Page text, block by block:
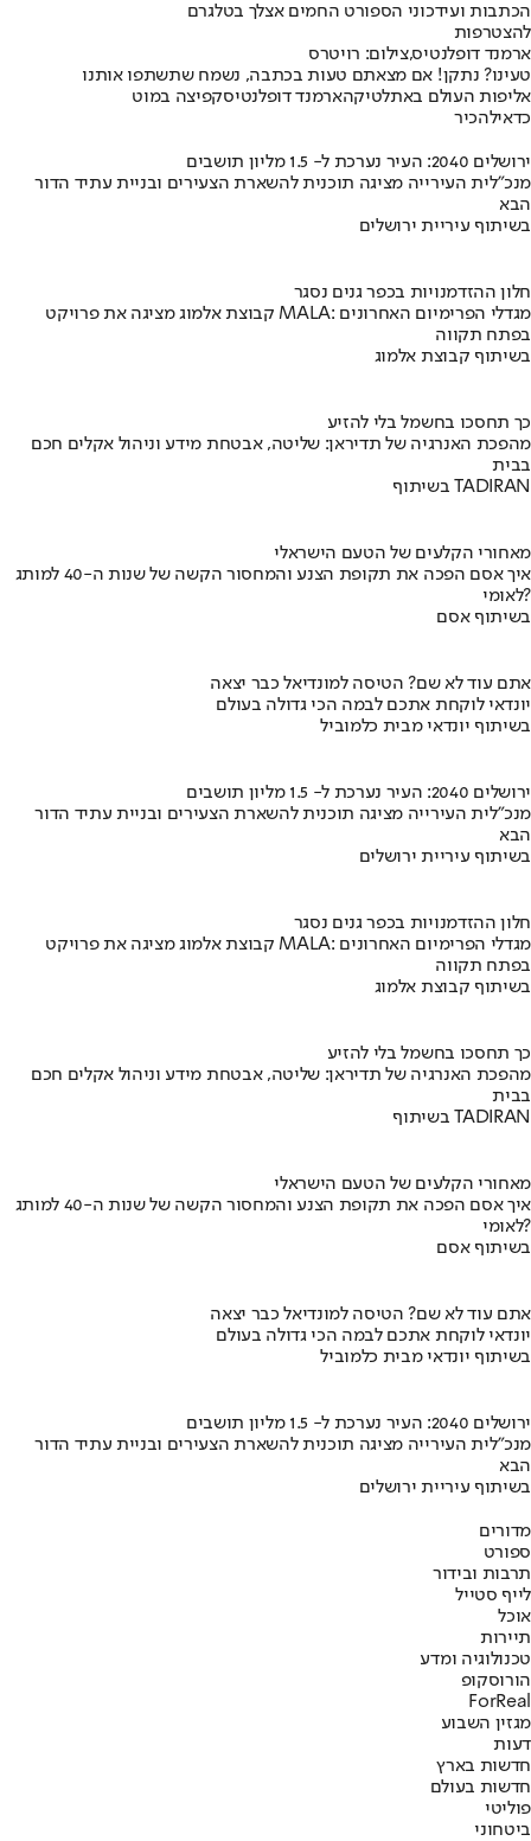
הכתבות ועידכוני הספורט החמים אצלך בטלגרם
להצטרפות
ארמנד דופלנטיס,צילום: רויטרס
טעינו? נתקן! אם מצאתם טעות בכתבה, נשמח שתשתפו אותנו
אליפות העולם באתלטיקהארמנד דופלנטיסקפיצה במוט
כדאילהכיר
ירושלים 2040: העיר נערכת ל- 1.5 מליון תושבים
מנכ"לית העירייה מציגה תוכנית להשארת הצעירים ובניית עתיד הדור
הבא
בשיתוף עיריית ירושלים
חלון ההזדמנויות בכפר גנים נסגר
קבוצת אלמוג מציגה את פרויקט MALA: מגדלי הפרימיום האחרונים
בפתח תקווה
בשיתוף קבוצת אלמוג
כך תחסכו בחשמל בלי להזיע
מהפכת האנרגיה של תדיראן: שליטה, אבטחת מידע וניהול אקלים חכם
בבית
בשיתוף TADIRAN
מאחורי הקלעים של הטעם הישראלי
איך אסם הפכה את תקופת הצנע והמחסור הקשה של שנות ה-40 למותג
לאומי?
בשיתוף אסם
אתם עוד לא שם? הטיסה למונדיאל כבר יצאה
יונדאי לוקחת אתכם לבמה הכי גדולה בעולם
בשיתוף יונדאי מבית כלמוביל
ירושלים 2040: העיר נערכת ל- 1.5 מליון תושבים
מנכ"לית העירייה מציגה תוכנית להשארת הצעירים ובניית עתיד הדור
הבא
בשיתוף עיריית ירושלים
חלון ההזדמנויות בכפר גנים נסגר
קבוצת אלמוג מציגה את פרויקט MALA: מגדלי הפרימיום האחרונים
בפתח תקווה
בשיתוף קבוצת אלמוג
כך תחסכו בחשמל בלי להזיע
מהפכת האנרגיה של תדיראן: שליטה, אבטחת מידע וניהול אקלים חכם
בבית
בשיתוף TADIRAN
מאחורי הקלעים של הטעם הישראלי
איך אסם הפכה את תקופת הצנע והמחסור הקשה של שנות ה-40 למותג
לאומי?
בשיתוף אסם
אתם עוד לא שם? הטיסה למונדיאל כבר יצאה
יונדאי לוקחת אתכם לבמה הכי גדולה בעולם
בשיתוף יונדאי מבית כלמוביל
ירושלים 2040: העיר נערכת ל- 1.5 מליון תושבים
מנכ"לית העירייה מציגה תוכנית להשארת הצעירים ובניית עתיד הדור
הבא
בשיתוף עיריית ירושלים
מדורים
ספורט
תרבות ובידור
לייף סטייל
אוכל
תיירות
טכנולוגיה ומדע
הורוסקופ
ForReal
מגזין השבוע
דעות
חדשות בארץ
חדשות בעולם
פוליטי
ביטחוני